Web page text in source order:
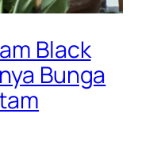
Black
Bunga